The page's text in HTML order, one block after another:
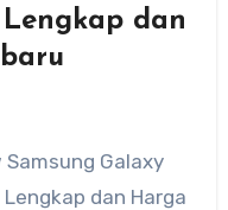
Lengkap dan
Galaxy
dan Harga